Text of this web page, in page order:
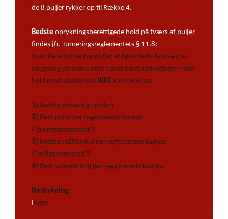
de 8 puljer rykker op til Række 4.
Bedste oprykningsberettigede hold på tværs af puljer
findes jfr. Turneringsreglementets § 11.8:
Hvor flere turneringspuljer er ligestillede fastsættes
rangering på tværs efter i prioriteret rækkefølge – idet
hold med udeblivelse IKKE kan rykke op
1) bedste placering i puljen
2) flest point per registrerede kampe
(”pointgennemsnit”)
3) bedste målforskel per registrerede kampe
(”målgennemsnit”)
4) flest scorede mål per registrerede kampe.
Nedrykning:
Ingen